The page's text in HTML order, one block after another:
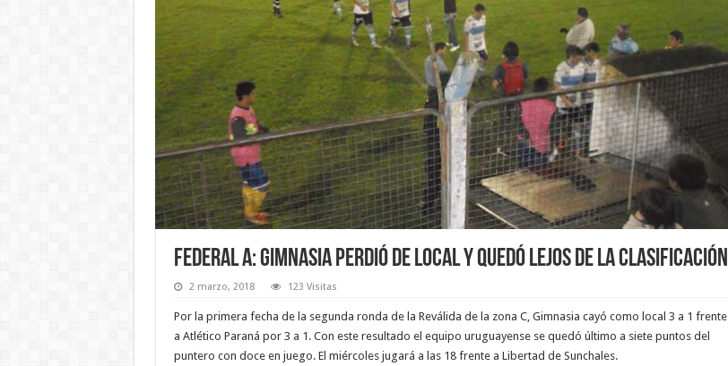
Federal A: Gimnasia perdió de local y quedó lejos de la clasificación
2 marzo, 2018 123 Visitas
Por la primera fecha de la segunda ronda de la Reválida de la zona C, Gimnasia cayó como local 3 a 1 frente
a Atlético Paraná por 3 a 1. Con este resultado el equipo uruguayense se quedó último a siete puntos del
puntero con doce en juego. El miércoles jugará a las 18 frente a Libertad de Sunchales.